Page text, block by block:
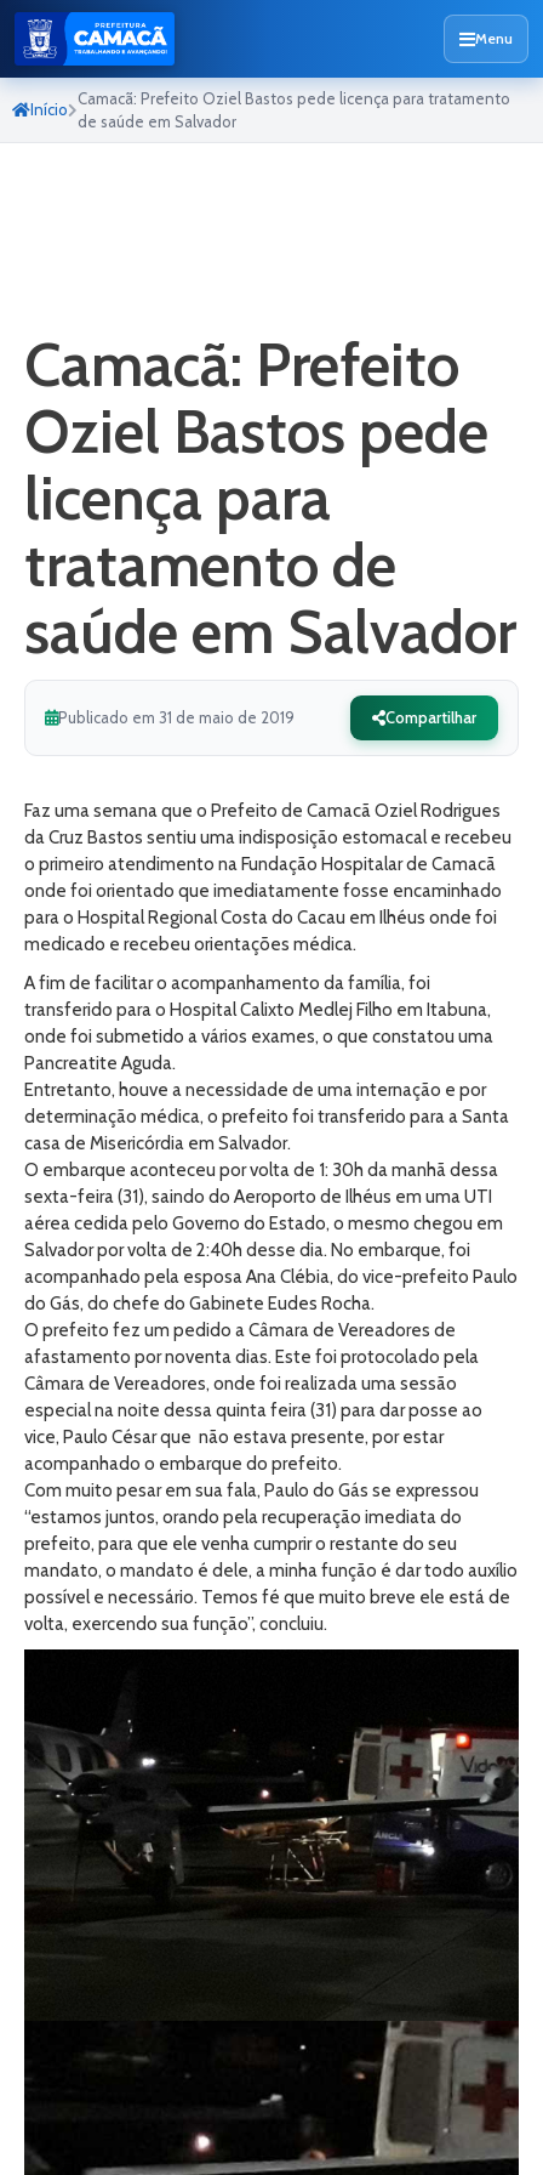
Menu
Início
Camacã: Prefeito Oziel Bastos pede licença para tratamento
de saúde em Salvador
Camacã: Prefeito
Oziel Bastos pede
licença para
tratamento de
saúde em Salvador
Publicado em 31 de maio de 2019 Compartilhar
Faz uma semana que o Prefeito de Camacã Oziel Rodrigues
da Cruz Bastos sentiu uma indisposição estomacal e recebeu
o primeiro atendimento na Fundação Hospitalar de Camacã
onde foi orientado que imediatamente fosse encaminhado
para o Hospital Regional Costa do Cacau em Ilhéus onde foi
medicado e recebeu orientações médica.
A fim de facilitar o acompanhamento da família, foi
transferido para o Hospital Calixto Medlej Filho em Itabuna,
onde foi submetido a vários exames, o que constatou uma
Pancreatite Aguda.
Entretanto, houve a necessidade de uma internação e por
determinação médica, o prefeito foi transferido para a Santa
casa de Misericórdia em Salvador.
O embarque aconteceu por volta de 1: 30h da manhã dessa
sexta-feira (31), saindo do Aeroporto de Ilhéus em uma UTI
aérea cedida pelo Governo do Estado, o mesmo chegou em
Salvador por volta de 2:40h desse dia. No embarque, foi
acompanhado pela esposa Ana Clébia, do vice-prefeito Paulo
do Gás, do chefe do Gabinete Eudes Rocha.
O prefeito fez um pedido a Câmara de Vereadores de
afastamento por noventa dias. Este foi protocolado pela
Câmara de Vereadores, onde foi realizada uma sessão
especial na noite dessa quinta feira (31) para dar posse ao
vice, Paulo César que não estava presente, por estar
acompanhado o embarque do prefeito.
Com muito pesar em sua fala, Paulo do Gás se expressou
“estamos juntos, orando pela recuperação imediata do
prefeito, para que ele venha cumprir o restante do seu
mandato, o mandato é dele, a minha função é dar todo auxílio
possível e necessário. Temos fé que muito breve ele está de
volta, exercendo sua função”, concluiu.